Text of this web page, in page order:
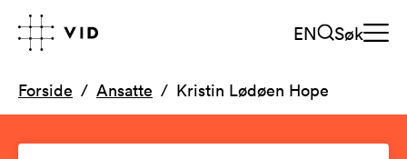
EN Søk
Forside Ansatte Kristin Lødøen Hope